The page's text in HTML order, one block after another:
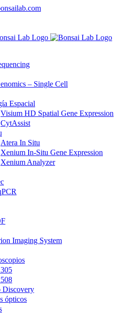
– Single Cell
Espacial
Visium HD Spatial Gene Expression
CytAssist
Atera In Situ
Xenium In-Situ Gene Expression
Xenium Analyzer
Imaging System
Discovery
ópticos